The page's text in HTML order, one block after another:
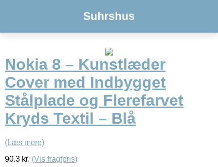
Suhrshus
Nokia 8 – Kunstlæder
Cover med Indbygget
Stålplade og Flerefarvet
Kryds Textil – Blå
(Læs mere)
90.3 kr. (Vis fragtpris)